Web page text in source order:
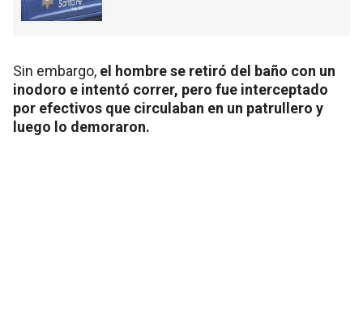
Sin embargo, el hombre se retiró del baño con un
inodoro e intentó correr, pero fue interceptado
por efectivos que circulaban en un patrullero y
luego lo demoraron.